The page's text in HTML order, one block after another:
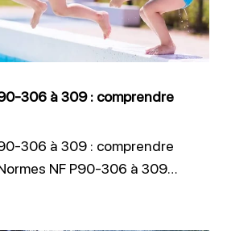
306 à 309 : comprendre
306 à 309 : comprendre
NF P90-306 à 309…